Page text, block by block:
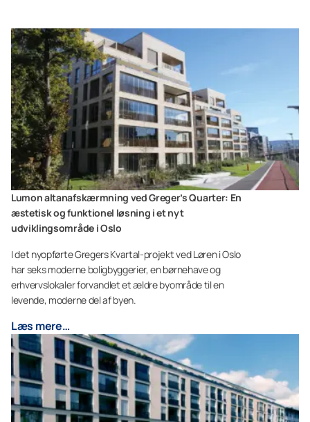
Lumon altanafskærmning ved Greger’s Quarter: En
æstetisk og funktionel løsning i et nyt
udviklingsområde i Oslo
I det nyopførte Gregers Kvartal-projekt ved Løren i Oslo
har seks moderne boligbyggerier, en børnehave og
erhvervslokaler forvandlet et ældre byområde til en
levende, moderne del af byen.
Læs mere…